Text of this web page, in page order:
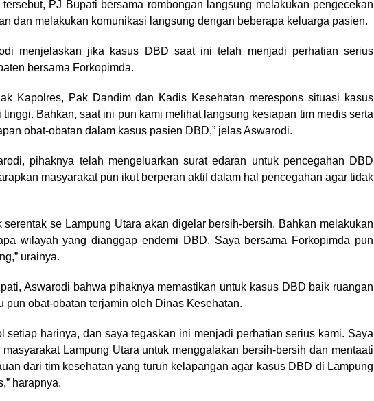
PJ Bupati bersama rombongan langsung melakukan pengecekan
dan melakukan komunikasi langsung dengan beberapa keluarga pasien.
menjelaskan jika kasus DBD saat ini telah menjadi perhatian serius
bersama Forkopimda.
Kapolres, Pak Dandim dan Kadis Kesehatan merespons situasi kasus
tinggi. Bahkan, saat ini pun kami melihat langsung kesiapan tim medis serta
obat-obatan dalam kasus pasien DBD,” jelas Aswarodi.
pihaknya telah mengeluarkan surat edaran untuk pencegahan DBD
masyarakat pun ikut berperan aktif dalam hal pencegahan agar tidak
serentak se Lampung Utara akan digelar bersih-bersih. Bahkan melakukan
wilayah yang dianggap endemi DBD. Saya bersama Forkopimda pun
urainya.
Aswarodi bahwa pihaknya memastikan untuk kasus DBD baik ruangan
pun obat-obatan terjamin oleh Dinas Kesehatan.
setiap harinya, dan saya tegaskan ini menjadi perhatian serius kami. Saya
Lampung Utara untuk menggalakan bersih-bersih dan mentaati
dari tim kesehatan yang turun kelapangan agar kasus DBD di Lampung
harapnya.